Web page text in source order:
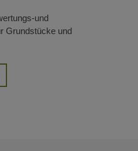
und
Grundstücke und